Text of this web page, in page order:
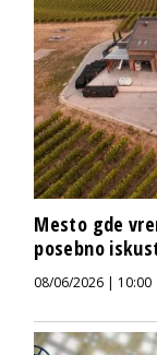
Mesto gde
posebno
08/06/2026 | 10:00